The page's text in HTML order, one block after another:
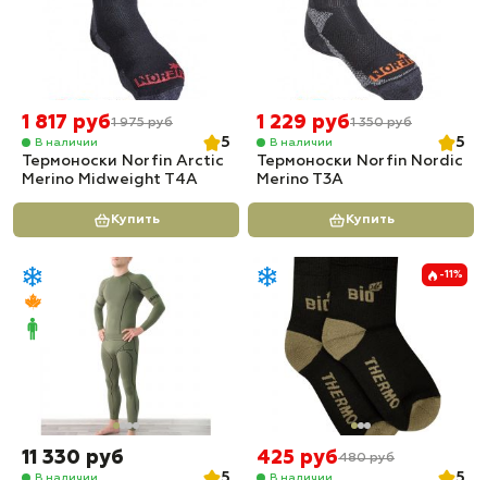
1 817 руб1 975 руб
В наличии
5
Термоноски Norfin Arctic
Merino Midweight T4A
Купить
1 229 руб1 350 руб
В наличии
5
Термоноски Norfin Nordic
Merino T3A
Купить
11 330 руб
В наличии
-11%
425 руб480 руб
В наличии